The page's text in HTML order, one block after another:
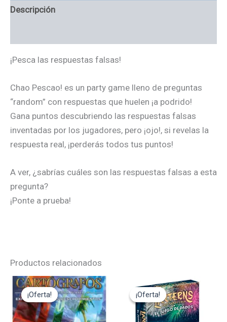
Descripción
¡Pesca las respuestas falsas!
Chao Pescao! es un party game lleno de preguntas
“random” con respuestas que huelen ¡a podrido!
Gana puntos descubriendo las respuestas falsas
inventadas por los jugadores, pero ¡ojo!, si revelas la
respuesta real, ¡perderás todos tus puntos!
A ver, ¿sabrías cuáles son las respuestas falsas a esta
pregunta?
¡Ponte a prueba!
Productos relacionados
¡Oferta!
¡Oferta!
El
precio
original
era:
11,95€.
El
precio
actual
es:
10,75€.
¡Oferta!
¡Oferta!
precio
original
era:
24,95€.
El
precio
actual
es:
22,45€.